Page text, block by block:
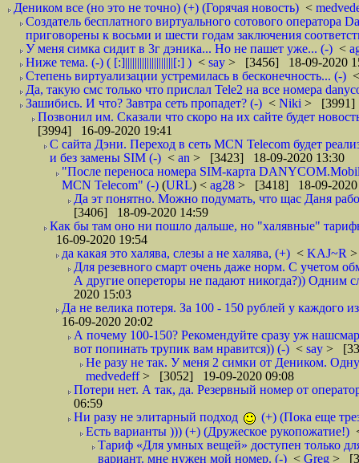
Деником все (но это не точно) (+) (Горячая новость) <
Создатель бесплатного виртуального сотового
приговорены к восьми и шести годам заключения
У меня симка сидит в 3г дэника... Но не пашет уже... (-) <
Ниже тема. (-) ( [:]||||||||||||||||||||[:] ) < say > [3456] 18-09-2020
Степень виртуализации устремилась в бесконечность... (-)
Да, такую смс только что прислал Tele2 на все номера
Зашибись. И что? Завтра сеть пропадет? (-) < Niki > [3991]
Позвонил им. Сказали что скоро на их сайте будет
[3994] 16-09-2020 19:41
С сайта Дэни. Переход в сеть MCN Telecom будет
и без замены SIM (-) < an > [3423] 18-09-2020 13:30
"После переноса номера SIM-карта
MCN Telecom" (-) (URL) < ag28 > [3418] 18-09-2020
Да эт понятно. Можно подумать, что щас Даня
[3406] 18-09-2020 14:59
Как бы там оно ни пошло дальше, но "халявные"
16-09-2020 19:54
да какая это халява, слезы а не халява, (+) < KAJ~R
Для резевного смарт очень даже норм. С учетом
А другие опереторы не падают никогда?)) Одним
2020 15:03
Да не велика потеря. За 100 - 150 рублей у
16-09-2020 20:02
А почему 100-150? Рекомендуйте сразу уж
вот попинать трупик вам нравится)) (-) < say >
Не разу не так. У меня 2 симки от Деником.
medvedeff> [3052] 19-09-2020 09:08
Потери нет. А так, да. Резервный номер от
06:59
Ни разу не элитарный подход
(+) (Пока еще
Есть варианты ))) (+) (Дружеское рукопожатие!)
Тариф «Для умных вещей» доступен только
вариант. мне нужен мой номер. (-) < Greg >